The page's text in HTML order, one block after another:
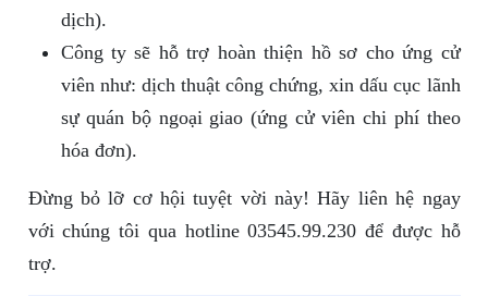
dịch).
Công ty sẽ hỗ trợ hoàn thiện hồ sơ cho ứng cử
viên như: dịch thuật công chứng, xin dấu cục lãnh
sự quán bộ ngoại giao (ứng cử viên chi phí theo
hóa đơn).
Đừng bỏ lỡ cơ hội tuyệt vời này! Hãy liên hệ ngay
với chúng tôi qua hotline 03545.99.230 để được hỗ
trợ.